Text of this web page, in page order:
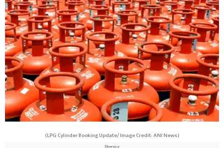
(LPG Cylinder Booking Update/ Image Credit: ANI News)